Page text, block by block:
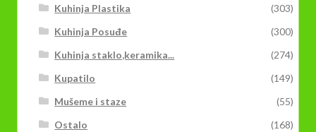
Kuhinja Plastika
(303)
Kuhinja Posuđe
(300)
Kuhinja staklo,keramika...
(274)
Kupatilo
(149)
Mušeme i staze
(55)
Ostalo
(168)